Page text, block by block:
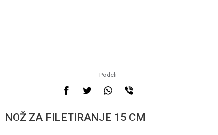
Podeli
NOŽ ZA FILETIRANJE 15 CM